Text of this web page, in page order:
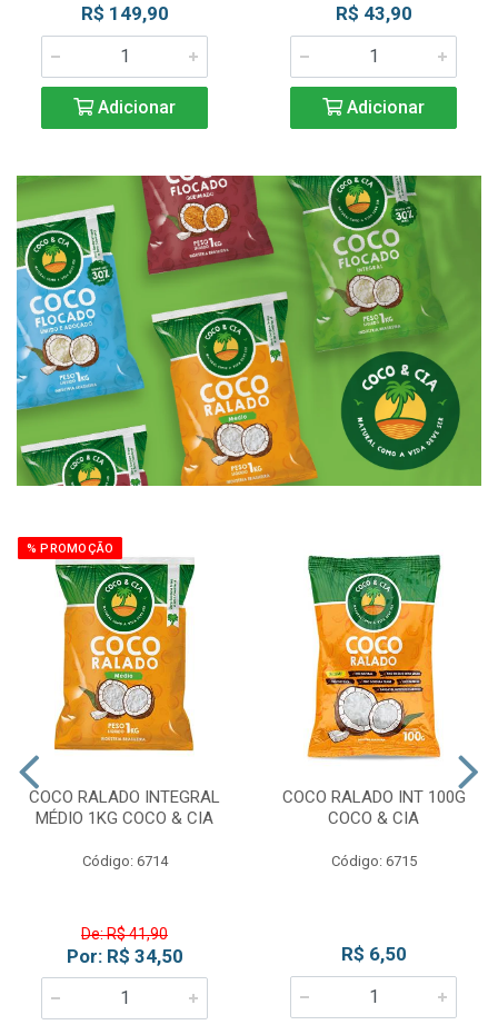
R$ 149,90
Adicionar
R$ 43,90
Adicionar
% PROMOÇÃO
COCO RALADO INTEGRAL
MÉDIO 1KG COCO & CIA
Código: 6714
De: R$ 41,90
Por: R$ 34,50
COCO RALADO INT 100G
COCO & CIA
Código: 6715
R$ 6,50